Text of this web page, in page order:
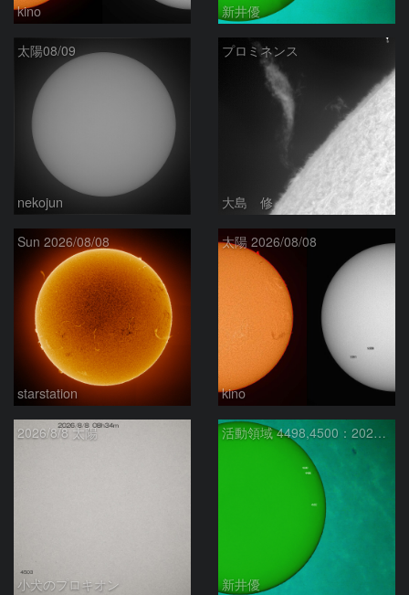
kino 新井優
太陽08/09
nekojun
プロミネンス
大島 修
Sun 2026/08/08
starstation
太陽 2026/08/08
kino
2026/8/8 太陽
小犬のプロキオン
活動領域 4498,4500：2026/08/08
新井優